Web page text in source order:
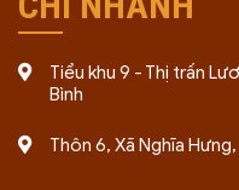
Tiểu khu 9 - Thị trấn
Bình
Thôn 6, Xã Nghĩa